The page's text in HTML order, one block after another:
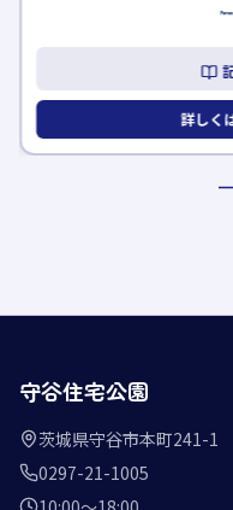
詳しく
守谷住宅公園
茨城県守谷市本町241-1
0297-21-1005